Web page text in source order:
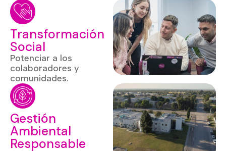
Transformación
Social
Potenciar a los
colaboradores y
comunidades.
Gestión
Ambiental
Responsable